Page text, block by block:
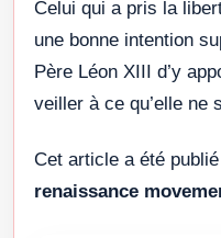
Celui qui a pris la
une bonne intention
Père Léon XIII d’y
veiller à ce qu’elle ne
Cet article a été
renaissance